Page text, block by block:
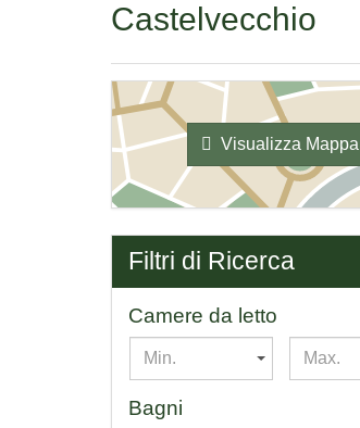
Castelvecchio
Visualizza Mappa
Filtri di Ricerca
Camere da letto
Min. Max.
Bagni